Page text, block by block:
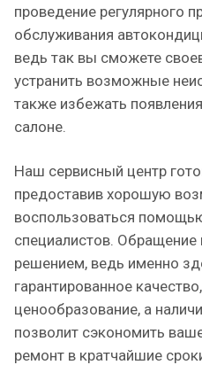
проведение регулярного
обслуживания
ведь так вы сможете
устранить возможные
также избежать
салоне.
Наш сервисный центр
предоставив хорошую
воспользоваться
специалистов.
решением, ведь именно
гарантированное
ценообразование, а
позволит сэкономить
ремонт в кратчайшие